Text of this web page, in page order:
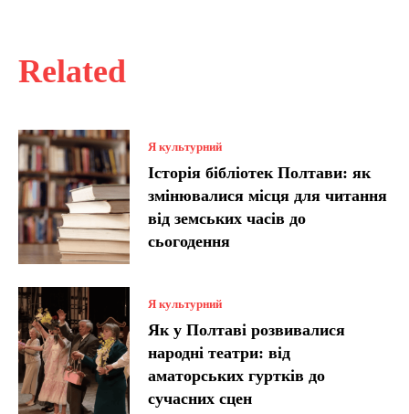
Related
Я культурний
Історія бібліотек Полтави: як
змінювалися місця для читання
від земських часів до
сьогодення
Я культурний
Як у Полтаві розвивалися
народні театри: від
аматорських гуртків до
сучасних сцен